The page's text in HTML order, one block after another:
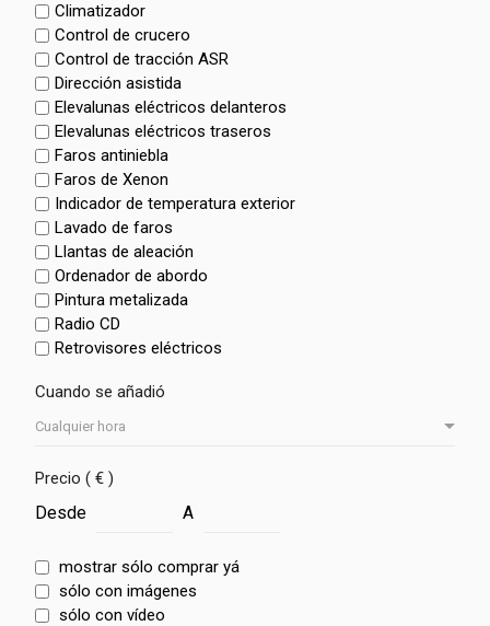
Climatizador
Control de crucero
Control de tracción ASR
Dirección asistida
Elevalunas eléctricos delanteros
Elevalunas eléctricos traseros
Faros antiniebla
Faros de Xenon
Indicador de temperatura exterior
Lavado de faros
Llantas de aleación
Ordenador de abordo
Pintura metalizada
Radio CD
Retrovisores eléctricos
Cuando se añadió
Precio ( € )
Desde A
mostrar sólo comprar yá
sólo con imágenes
sólo con vídeo